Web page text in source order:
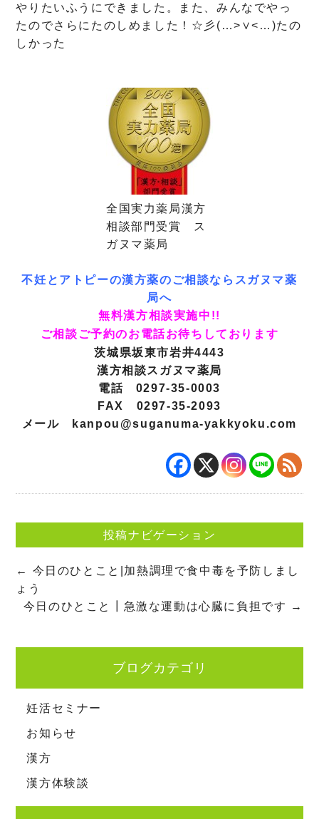
やりたいふうにできました。また、みんなでやっ
たのでさらにたのしめました！☆彡(…>∨<…)たの
しかった
全国実力薬局漢方
相談部門受賞 ス
ガヌマ薬局
不妊とアトピーの漢方薬のご相談ならスガヌマ薬
局へ
無料漢方相談実施中!!
ご相談ご予約のお電話お待ちしております
茨城県坂東市岩井4443
漢方相談スガヌマ薬局
電話 0297-35-0003
FAX 0297-35-2093
メール
kanpou@suganuma-yakkyoku.com
投稿ナビゲーション
←
今日のひとこと|加熱調理で食中毒を予防しまし
ょう
今日のひとこと┃急激な運動は心臓に負担です
→
ブログカテゴリ
妊活セミナー
お知らせ
漢方
漢方体験談